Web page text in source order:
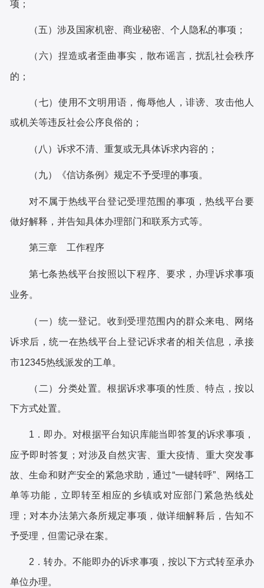
项；
（五）涉及 国家机密、商业秘密、个人隐私的事项；
（六）捏造或者歪曲事实，散布谣言 ，扰乱社会秩序
的；
（七）使用不文明用语，侮辱他人，诽谤、攻击他人
或机关等违反社会公序良俗的；
（八）诉求不清、重复或无具体诉求内容的；
（九）《信访条例》规定不予受理的事项。
对不属于热线平台登记受理范围的事项，热线平台要
做好解释，并告知具体办理部门和联系方式等。
第三章 工作程序
第七条热线平台按照以下程序、要求，办理诉求事项
业务。
（一）统一登记。收到受理范围内的群众来电、网络
诉求后，统一在热线平台上登记诉求者的相关信息，承接
市12345热线派发的工单。
（二）分类处置。根据诉求事项的性质、特点，按以
下方式处置。
1．即办。对根据平台知识库能当即答复的诉求事项，
应予即时答复；对涉及自然灾害、重大疫情、重大突发事
故、生命和财产安全的紧急求助，通过“一键转呼”、网络工
单等功能，立即转至相应的乡镇或对应部门紧急热线处
理；对本办法第六条所规定事项，做详细解释后，告知不
予受理，但需记录在案。
2．转办。不能即办的诉求事项，按以下方式转至承办
单位办理。